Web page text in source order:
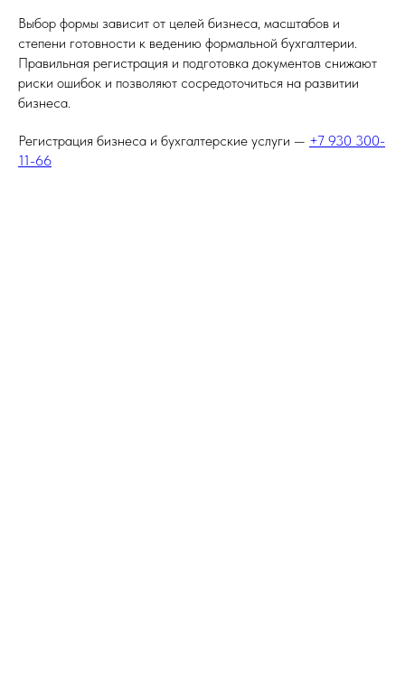
Выбор формы зависит от целей бизнеса, масштабов и
степени готовности к ведению формальной бухгалтерии.
Правильная регистрация и подготовка документов снижают
риски ошибок и позволяют сосредоточиться на развитии
бизнеса.
Регистрация бизнеса и бухгалтерские услуги — +7 930 300-
11-66